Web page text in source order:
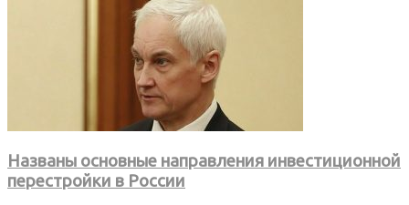
Названы основные направления инвестиционной
перестройки в России